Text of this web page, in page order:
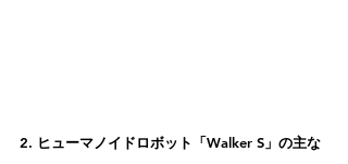
2. ヒューマノイドロボット「Walker S」の主な